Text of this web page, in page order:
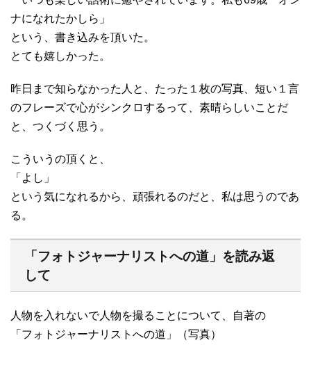
ナになれたかしら」
という、書き込みを頂いた。
とても嬉しかった。
昨日まで知らなかった人と、たった１枚の写真、短い１言
のフレーズで心がシンクロするって、素晴らしいことだ
と、つくづく思う。
こういうの頂くと、
「よし」
という気になれるから、頑張れるのだと、私は思うのであ
る。
「フォトジャーナリストへの道」を読み返
して
人物を入れないで人物を撮ることについて、自著の
「フォトジャーナリストへの道」（写真）